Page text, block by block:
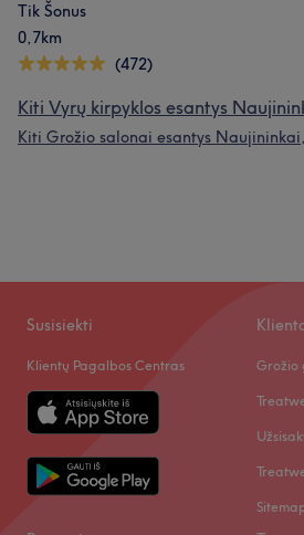
Tik Šonus
0,7km
(472)
Kiti Vyrų kirpyklos esantys
Kiti Grožio salonai esantys
Susisiekti
Klientų Pagalbos Centras Grožio